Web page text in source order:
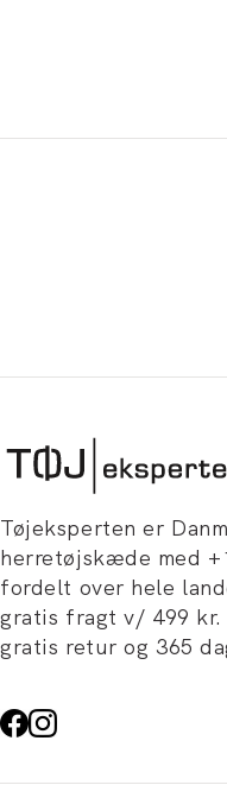
Tøjeksperten er
herretøjskæde med
fordelt over hele
gratis fragt v/ 499 kr.
gratis retur og 365